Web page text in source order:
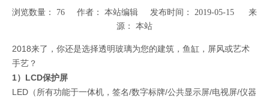
浏览数量： 76 作者： 本站编辑 发布时间： 2019-05-15 来
源： 本站
2018来了，你还是选择透明玻璃为您的建筑，鱼缸，屏风或艺术
手艺？
1）LCD保护屏
LED（所有功能于一体机，签名/数字标牌/公共显示屏/电视屏/仪器